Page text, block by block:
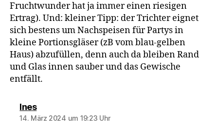
Fruchtwunder hat ja immer einen riesigen
Ertrag). Und: kleiner Tipp: der Trichter eignet
sich bestens um Nachspeisen für Partys in
kleine Portionsgläser (zB vom blau-gelben
Haus) abzufüllen, denn auch da bleiben Rand
und Glas innen sauber und das Gewische
entfällt.
Inessagt:
14. März 2024 um 19:23 Uhr